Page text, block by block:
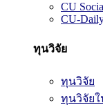
CU
CU-
ทุนวิจัย
ทุนวิจัย
ทุนวิจัยใ